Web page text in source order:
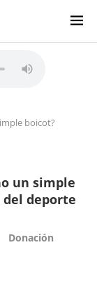
boicot?
un simple
deporte
Donación